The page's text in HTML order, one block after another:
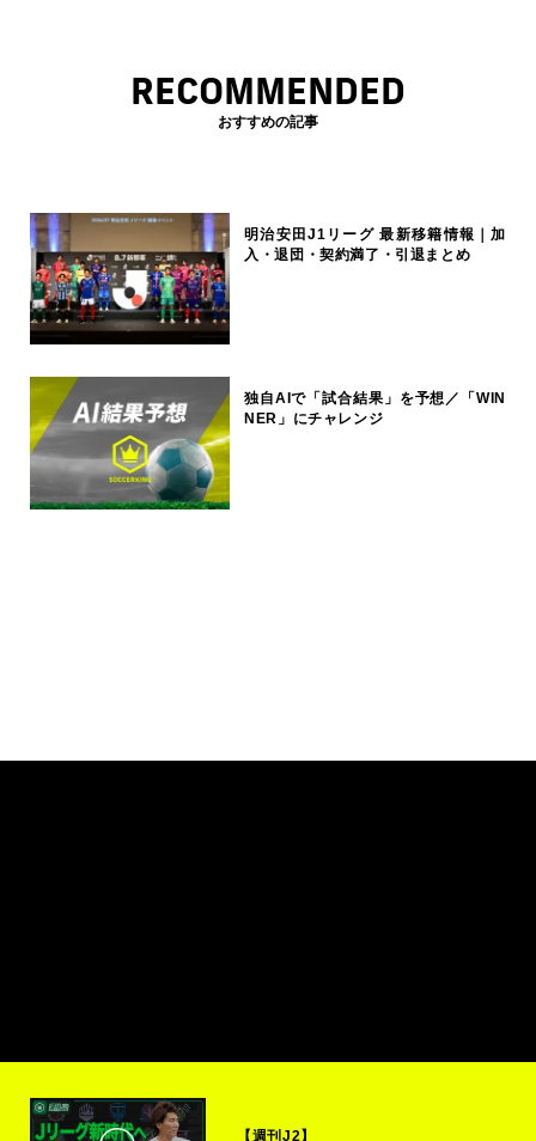
RECOMMENDED
おすすめの記事
明治安田J1リーグ 最新移籍情報｜加
入・退団・契約満了・引退まとめ
独自AIで「試合結果」を予想／「WIN
NER」にチャレンジ
【週刊J2】